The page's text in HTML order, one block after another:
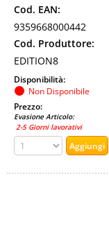
Cod. EAN:
9359668000442
Cod. Produttore:
EDITION8
Disponibilità:
Non Disponibile
Prezzo:
Evasione Articolo:
2-5 Giorni lavorativi